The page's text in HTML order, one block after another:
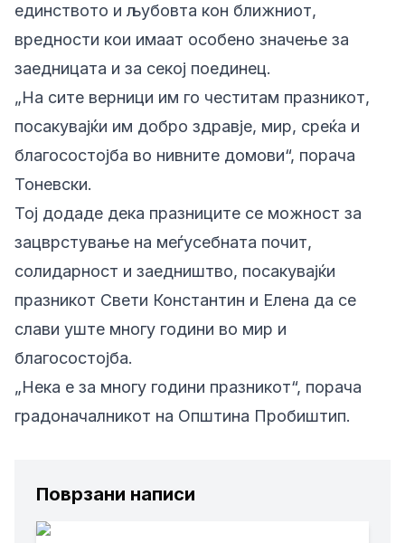
единството и љубовта кон ближниот,
вредности кои имаат особено значење за
заедницата и за секој поединец.
„На сите верници им го честитам празникот,
посакувајќи им добро здравје, мир, среќа и
благосостојба во нивните домови“, порача
Тоневски.
Тој додаде дека празниците се можност за
зацврстување на меѓусебната почит,
солидарност и заедништво, посакувајќи
празникот Свети Константин и Елена да се
слави уште многу години во мир и
благосостојба.
„Нека е за многу години празникот“, порача
градоначалникот на Општина Пробиштип.
Поврзани написи